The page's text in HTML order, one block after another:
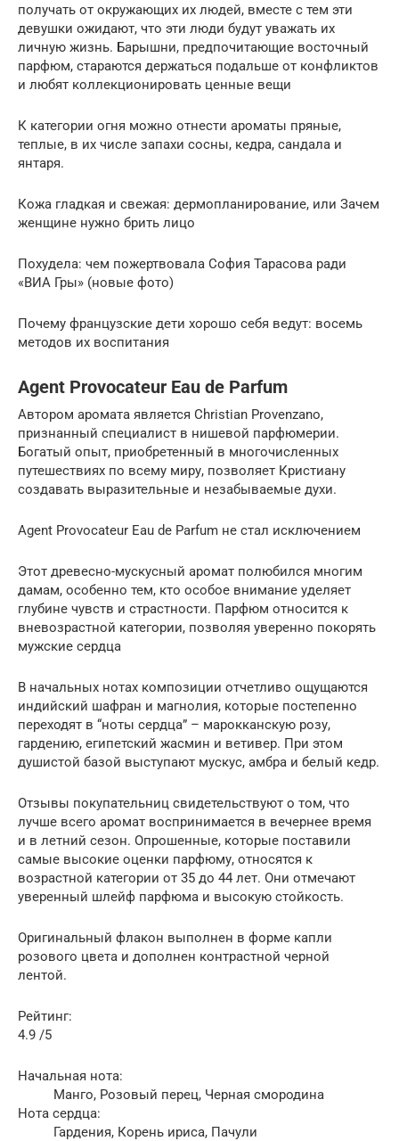
получать от окружающих их людей, вместе с тем эти
девушки ожидают, что эти люди будут уважать их
личную жизнь. Барышни, предпочитающие восточный
парфюм, стараются держаться подальше от конфликтов
и любят коллекционировать ценные вещи
К категории огня можно отнести ароматы пряные,
теплые, в их числе запахи сосны, кедра, сандала и
янтаря.
Кожа гладкая и свежая: дермопланирование, или Зачем
женщине нужно брить лицо
Похудела: чем пожертвовала София Тарасова ради
«ВИА Гры» (новые фото)
Почему французские дети хорошо себя ведут: восемь
методов их воспитания
Agent Provocateur Eau de Parfum
Автором аромата является Christian Provenzano,
признанный специалист в нишевой парфюмерии.
Богатый опыт, приобретенный в многочисленных
путешествиях по всему миру, позволяет Кристиану
создавать выразительные и незабываемые духи.
Agent Provocateur Eau de Parfum не стал исключением
Этот древесно-мускусный аромат полюбился многим
дамам, особенно тем, кто особое внимание уделяет
глубине чувств и страстности. Парфюм относится к
вневозрастной категории, позволяя уверенно покорять
мужские сердца
В начальных нотах композиции отчетливо ощущаются
индийский шафран и магнолия, которые постепенно
переходят в “ноты сердца” – марокканскую розу,
гардению, египетский жасмин и ветивер. При этом
душистой базой выступают мускус, амбра и белый кедр.
Отзывы покупательниц свидетельствуют о том, что
лучше всего аромат воспринимается в вечернее время
и в летний сезон. Опрошенные, которые поставили
самые высокие оценки парфюму, относятся к
возрастной категории от 35 до 44 лет. Они отмечают
уверенный шлейф парфюма и высокую стойкость.
Оригинальный флакон выполнен в форме капли
розового цвета и дополнен контрастной черной
лентой.
Рейтинг:
4.9 /5
Начальная нота:
Манго, Розовый перец, Черная смородина
Нота сердца:
Гардения, Корень ириса, Пачули